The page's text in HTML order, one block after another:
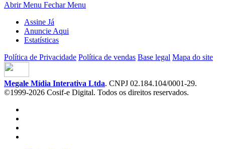
Abrir Menu Fechar Menu
Assine Já
Anuncie Aqui
Estatísticas
Política de Privacidade Política de vendas Base legal Mapa do site
Megale Mídia Interativa Ltda. CNPJ 02.184.104/0001-29.
©1999-2026 Cosif-e Digital. Todos os direitos reservados.